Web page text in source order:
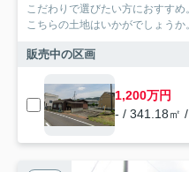
こだわりで選びたい方におすす
こちらの土地はいかがでしょう
販売中の区画
1,200万円
- / 341.18㎡